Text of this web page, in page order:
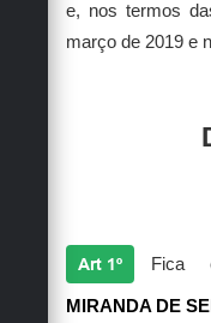
e, nos termos
março de 2019 e
Art 1º Fica
MIRANDA DE